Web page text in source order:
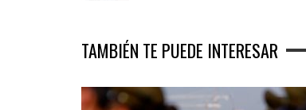
TAMBIÉN TE PUEDE INTERESAR